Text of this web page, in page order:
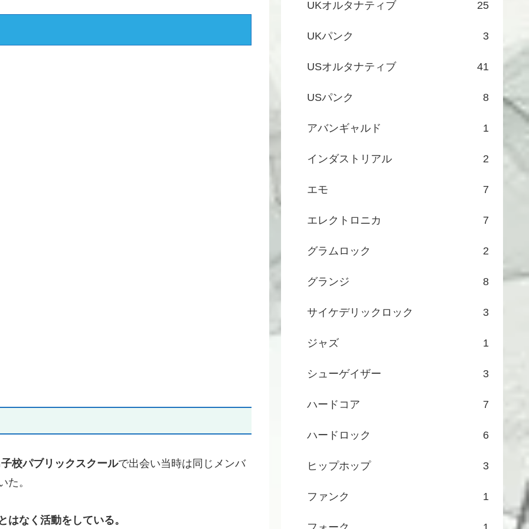
校パブリックスクールで出会い当時は同じメンバ
た。
はなく活動をしている。
UKオルタナティブ 25
UKパンク 3
USオルタナティブ 41
USパンク 8
アバンギャルド 1
インダストリアル 2
エモ 7
エレクトロニカ 7
グラムロック 2
グランジ 8
サイケデリックロック 3
ジャズ 1
シューゲイザー 3
ハードコア 7
ハードロック 6
ヒップホップ 3
ファンク 1